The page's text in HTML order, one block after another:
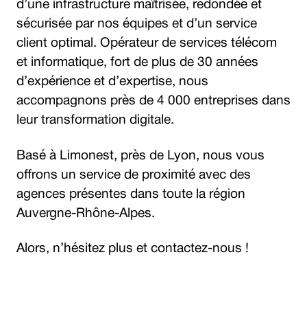
d’une infrastructure maîtrisée, redondée et
sécurisée par nos équipes et d’un service
client optimal. Opérateur de services télécom
et informatique, fort de plus de 30 années
d’expérience et d’expertise, nous
accompagnons près de 4 000 entreprises dans
leur transformation digitale.
Basé à Limonest, près de Lyon, nous vous
offrons un service de proximité avec des
agences présentes dans toute la région
Auvergne-Rhône-Alpes.
Alors, n’hésitez plus et contactez-nous !